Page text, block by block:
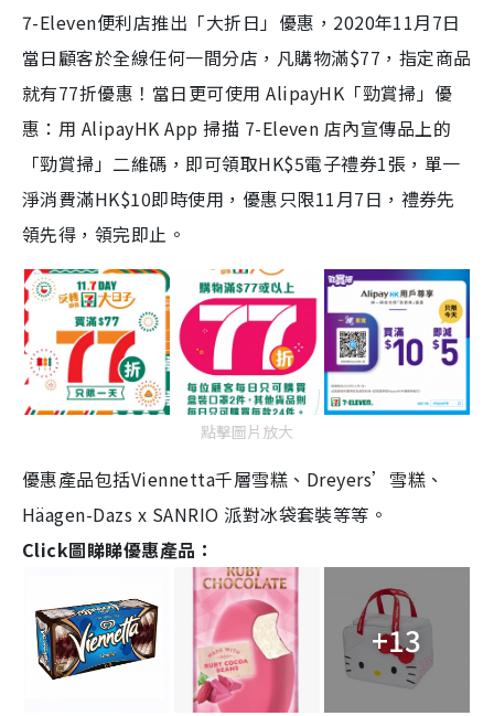
7-Eleven便利店推出「大折日」優惠，2020年11月7日
當日顧客於全線任何一間分店，凡購物滿$77，指定商品
就有77折優惠！當日更可使用 AlipayHK「勁賞掃」優
惠：用 AlipayHK App 掃描 7-Eleven 店內宣傳品上的
「勁賞掃」二維碼，即可領取HK$5電子禮券1張，單一
淨消費滿HK$10即時使用，優惠只限11月7日，禮券先
領先得，領完即止。
點擊圖片放大
優惠產品包括Viennetta千層雪糕、 Dreyers’ 雪糕、
Häagen-Dazs x SANRIO 派對冰袋套裝等等。
Click圖睇睇優惠產品 ：
+13